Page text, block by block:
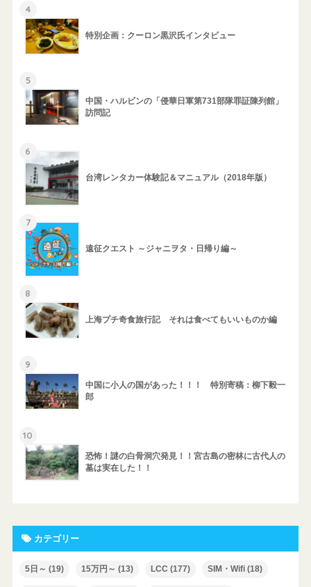
4
特別企画：クーロン黒沢氏インタビュー
5
中国・ハルビンの「侵華日軍第731部隊罪証陳列館」
訪問記
6
台湾レンタカー体験記＆マニュアル（2018年版）
7
遠征クエスト ～ジャニヲタ・日帰り編～
8
上海プチ奇食旅行記 それは食べてもいいものか編
9
中国に小人の国があった！！！ 特別寄稿：柳下毅一
郎
10
恐怖！謎の白骨洞穴発見！！宮古島の密林に古代人の
墓は実在した！！
カテゴリー
5日～ (19) 15万円～ (13) LCC (177) SIM・Wifi(18)